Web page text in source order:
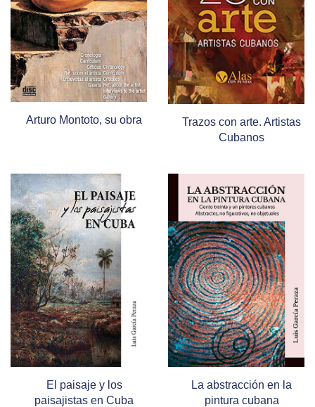
Arturo Montoto, su obra
Trazos con arte. Artistas
Cubanos
El paisaje y los
paisajistas en Cuba
La abstracción en la
pintura cubana